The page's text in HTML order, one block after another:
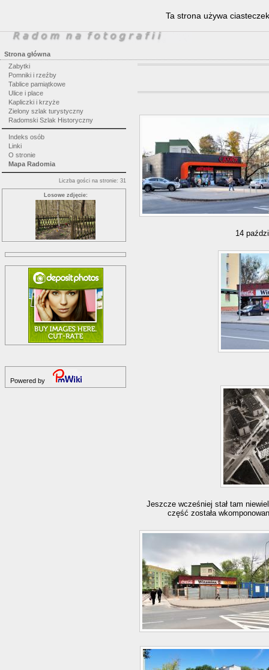
Strona główna
Zabytki
Pomniki i rzeźby
Tablice pamiątkowe
Ulice i place
Kapliczki i krzyże
Zielony szlak turystyczny
Radomski Szlak Historyczny
Indeks osób
Linki
O stronie
Mapa Radomia
Liczba gości na stronie: 31
Losowe zdjęcie:
Powered by
14
Jeszcze wcześniej stał tam
część została
Ta strona używa